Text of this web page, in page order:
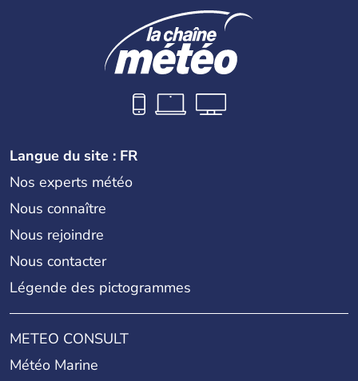
Langue du site : FR
Nos experts météo
Nous connaître
Nous rejoindre
Nous contacter
Légende des pictogrammes
METEO CONSULT
Météo Marine